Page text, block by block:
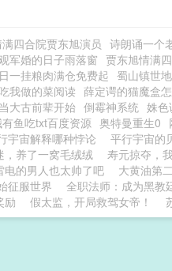
四合院贾东旭演员 诗朗诵一个
军婚的日子雨落窗 贾东旭情满
一挂粮肉满仓免费起 蜀山镇世
我做的菜阅读 薛定谔的猫魔盒
大古前辈开始 倒霉神系统 姝色
鱼吃txt百度资源 奥特曼重生0
宇宙解释哪种悖论 平行宇宙的
，养了一窝毛绒绒 寿元掠夺，
电的男人也太帅了吧 大黄油第
征服世界 全职法师：成为黑教
励 假太监，开局救驾女帝！